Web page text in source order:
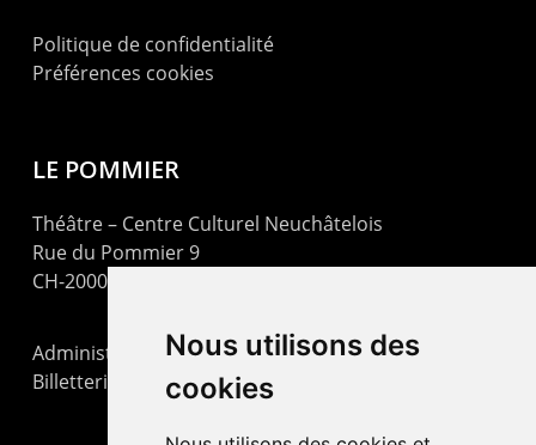
Nous utilisons des
cookies
Politique de confidentialité
Préférences cookies
LE POMMIER
Théâtre – Centre Culturel Neuchâtelois
Rue du Pommier 9
CH-2000 Neuchâtel
Administration : +41 32 725 03 03
Billetterie : +41 32 725 05 05